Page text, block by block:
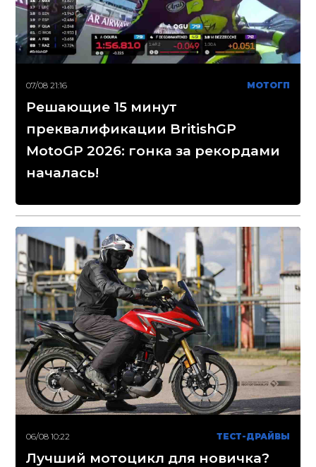
07/08 21:16 МОТОГП
Решающие 15 минут
преквалификации BritishGP
MotoGP 2026: гонка за рекордами
началась!
06/08 10:22 ТЕСТ-ДРАЙВЫ
Лучший мотоцикл для новичка?